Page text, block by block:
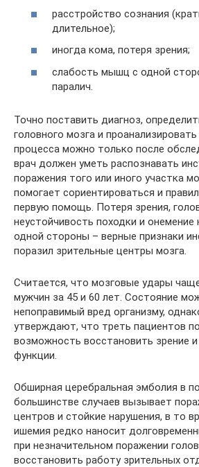
расстройство сознания
длительное);
иногда кома, потеря зрения;
слабость мышц с одной
паралич.
Точно поставить диагноз,
головного мозга и
процесса можно только после
врач должен уметь распознавать
поражения того или иного участка
помогает сориентироваться и
первую помощь. Потеря зрения,
неустойчивость походки и онемение
одной стороны – верные признаки
поразил зрительные центры мозга.
Считается, что мозговые удары
мужчин за 45 и 60 лет. Состояние
непоправимый вред организму,
утверждают, что треть пациентов
возможность восстановить зрение
функции.
Обширная церебральная эмболия в
большинстве случаев вызывает
центров и стойкие нарушения, в то
ишемия редко наносит
при незначительном поражении
восстановить работу зрительных